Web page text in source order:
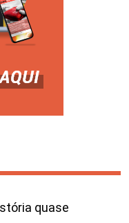
quase